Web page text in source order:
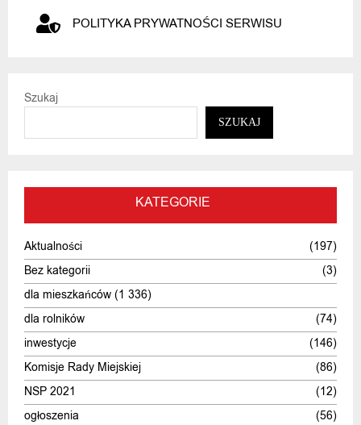
POLITYKA PRYWATNOŚCI SERWISU
Szukaj
SZUKAJ
KATEGORIE
Aktualności
(197)
Bez kategorii
(3)
dla mieszkańców (1 336)
dla rolników
(74)
inwestycje
(146)
Komisje Rady Miejskiej
(86)
NSP 2021
(12)
ogłoszenia
(56)